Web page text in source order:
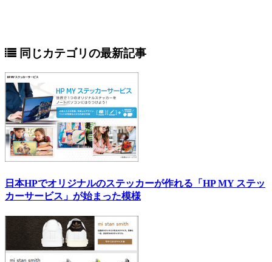
同じカテゴリの最新記事
日本HPでオリジナルのステッカーが作れる「HP MY ステッ
カーサービス」が始まった模様